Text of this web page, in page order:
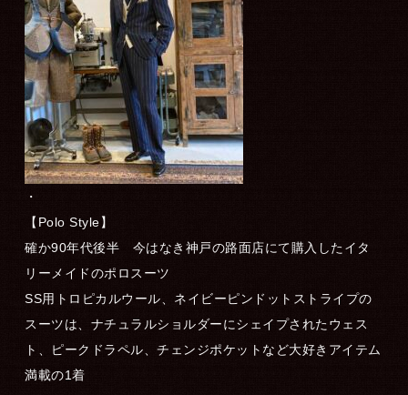
・
【Polo Style】
確か90年代後半 今はなき神戸の路面店にて購入したイタ
リーメイドのポロスーツ
SS用トロピカルウール、ネイビーピンドットストライプの
スーツは、ナチュラルショルダーにシェイプされたウェス
ト、ピークドラペル、チェンジポケットなど大好きアイテム
満載の1着